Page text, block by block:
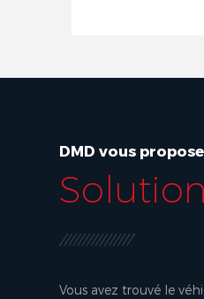
DMD vous
Vous avez trouvé le